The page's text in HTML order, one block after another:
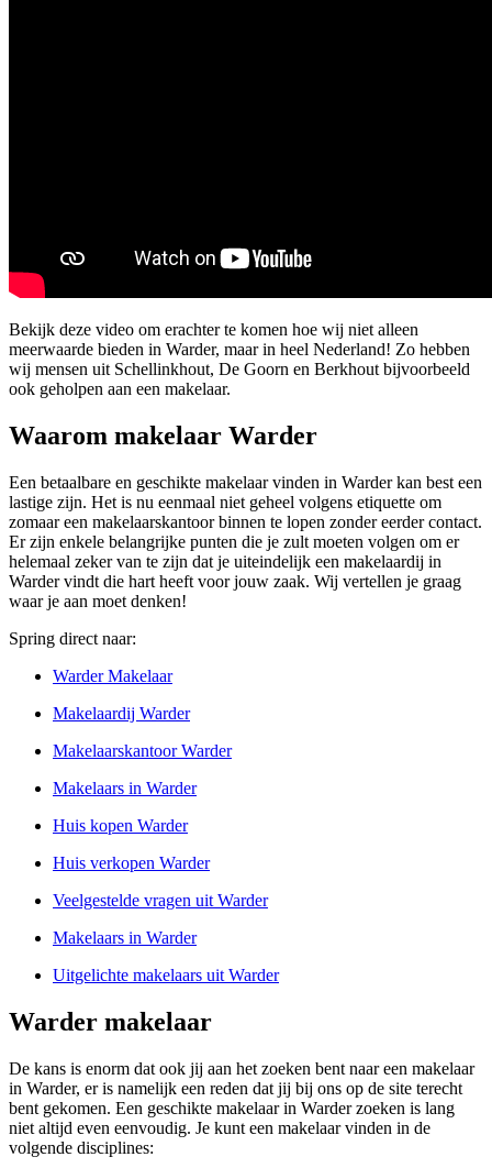
Bekijk deze video om erachter te komen hoe wij niet alleen
meerwaarde bieden in Warder, maar in heel Nederland! Zo hebben
wij mensen uit Schellinkhout, De Goorn en Berkhout bijvoorbeeld
ook geholpen aan een makelaar.
Waarom makelaar Warder
Een betaalbare en geschikte makelaar vinden in Warder kan best een
lastige zijn. Het is nu eenmaal niet geheel volgens etiquette om
zomaar een makelaarskantoor binnen te lopen zonder eerder contact.
Er zijn enkele belangrijke punten die je zult moeten volgen om er
helemaal zeker van te zijn dat je uiteindelijk een makelaardij in
Warder vindt die hart heeft voor jouw zaak. Wij vertellen je graag
waar je aan moet denken!
Spring direct naar:
Warder Makelaar
Makelaardij Warder
Makelaarskantoor Warder
Makelaars in Warder
Huis kopen Warder
Huis verkopen Warder
Veelgestelde vragen uit Warder
Makelaars in Warder
Uitgelichte makelaars uit Warder
Warder makelaar
De kans is enorm dat ook jij aan het zoeken bent naar een makelaar
in Warder, er is namelijk een reden dat jij bij ons op de site terecht
bent gekomen. Een geschikte makelaar in Warder zoeken is lang
niet altijd even eenvoudig. Je kunt een makelaar vinden in de
volgende disciplines: